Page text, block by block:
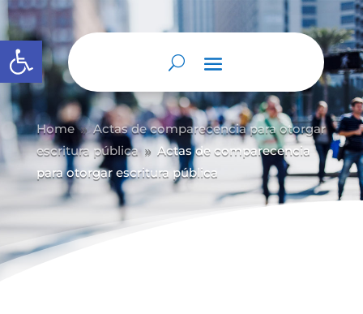
Abrir barra de herramientas
Home 9 Actas de comparecencia para otorgar
escritura pública
9 Actas de comparecencia
para otorgar escritura pública